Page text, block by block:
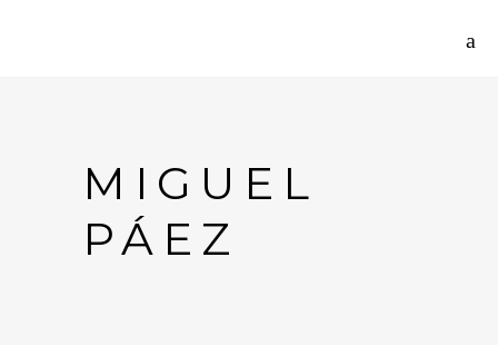
MIGUEL
PÁEZ